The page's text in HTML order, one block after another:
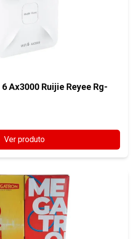
Ax3000 Ruijie Reyee Rg-
Ver produto